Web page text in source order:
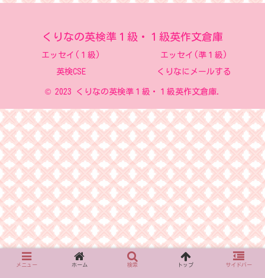
くりなの英検準１級・１級英作文倉庫
エッセイ(１級)
エッセイ(準１級)
英検CSE
くりなにメールする
© 2023 くりなの英検準１級・１級英作文倉庫.
メニュー ホーム 検索 トップ サイドバー